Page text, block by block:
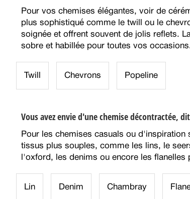
Pour vos chemises élégantes, voir de
plus sophistiqué comme le twill ou le
soignée et offrent souvent de jolis reflets.
sobre et habillée pour toutes vos
Twill Chevrons Popeline
Vous avez envie d'une chemise décontractée,
Pour les chemises casuals ou
tissus plus souples, comme les lins, le
l'oxford, les denims ou encore les flanelles
Lin Denim Chambray